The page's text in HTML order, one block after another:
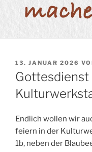
VERÖFFENTLICHT
AM
13. JANUAR 2026
Gottesdienst
Endlich wollen wir
feiern in der
1b, neben der